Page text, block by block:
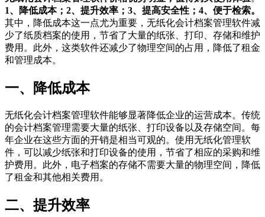
1、降低成本；2、提升效率；3、提高安全性；4、便于检索。
其中，降低成本这一点尤为重要，无纸化会计档案管理软件减
少了纸质档案的使用，节省了大量的纸张、打印、存储和维护
费用。此外，这类软件还减少了物理空间的占用，降低了租金
和管理成本。
一、降低成本
无纸化会计档案管理软件能够显著降低企业的运营成本。传统
的会计档案管理需要大量的纸张、打印设备以及存储空间。每
年企业在这些方面的开销是相当可观的。使用无纸化管理软
件，可以减少纸张和打印设备的使用，节省了相应的采购和维
护费用。此外，电子档案的存储不需要大量的物理空间，降低
了租金和其他相关费用。
二、提升效率